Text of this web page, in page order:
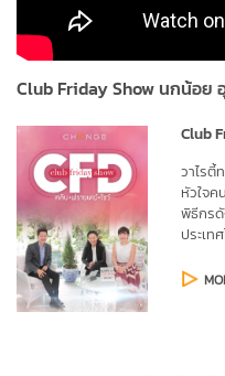
Club Friday Show นกน้อย
Club
วาไรตี้
หัวใจค
พิธีกร
ประเท